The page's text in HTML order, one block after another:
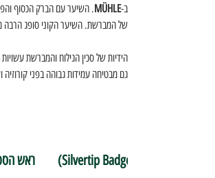
ב-MÜHLE. השיער עם הברק הכסוף
של המברשת. השיער הקוני סופג הרבה
הידיות של סכין הגילוח והמברשת עשויות
גם מבטיחה עמידות גבוהה בפני
ראש